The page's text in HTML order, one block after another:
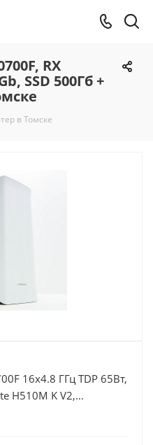
RX
SSD 500Гб +
в Томске
16x4.8 ГГц TDP 65Вт,
H510M K V2,
Память DDR4 32Gb,